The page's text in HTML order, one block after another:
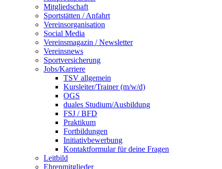
Mitgliedschaft
Sportstätten / Anfahrt
Vereinsorganisation
Social Media
Vereinsmagazin / Newsletter
Vereinsnews
Sportversicherung
Jobs/Karriere
TSV allgemein
Kursleiter/Trainer (m/w/d)
OGS
duales Studium/Ausbildung
FSJ / BFD
Praktikum
Fortbildungen
Initiativbewerbung
Kontaktformular für deine Fragen
Leitbild
Ehrenmitglieder